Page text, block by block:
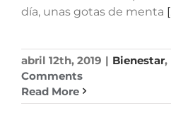
día, unas gotas de menta
abril 12th, 2019 | Bienestar,
Comments
Read More